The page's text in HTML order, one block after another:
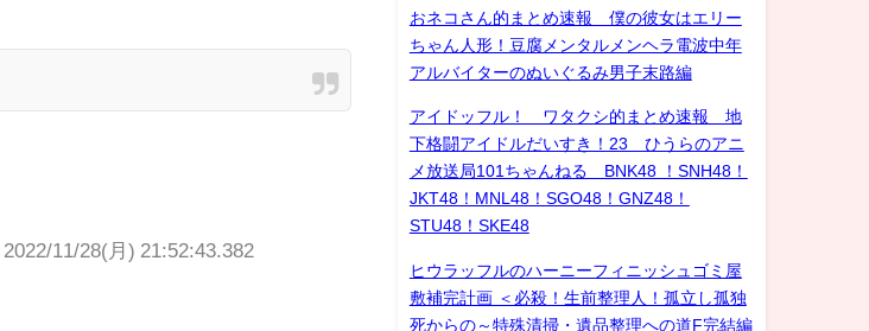
2022/11/28(月) 21:52:43.382
おネコさん的まとめ速報 僕の彼女はエリー
ちゃん人形！豆腐メンタルメンヘラ電波中年
アルバイターのぬいぐるみ男子末路編
アイドッフル！ ワタクシ的まとめ速報 地
下格闘アイドルだいすき！23 ひうらのアニ
メ放送局101ちゃんねる BNK48 ！SNH48！
JKT48！MNL48！SGO48！GNZ48！
STU48！SKE48
ヒウラッフルのハーニーフィニッシュゴミ屋
敷補完計画 ＜必殺！生前整理人！孤立し孤独
死からの～特殊清掃・遺品整理への道F完結編